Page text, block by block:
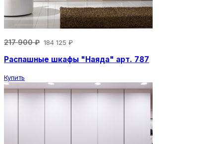
217 900 ₽ 184 125 ₽
Распашные шкафы "Наяда" арт. 787
Купить